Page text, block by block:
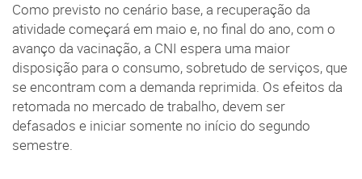
Como previsto no cenário base, a recuperação da
atividade começará em maio e, no final do ano, com o
avanço da vacinação, a CNI espera uma maior
disposição para o consumo, sobretudo de serviços, que
se encontram com a demanda reprimida. Os efeitos da
retomada no mercado de trabalho, devem ser
defasados e iniciar somente no início do segundo
semestre.